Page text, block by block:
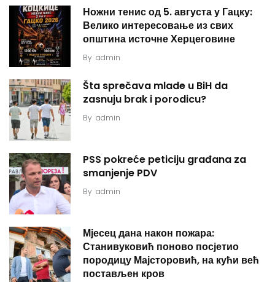
Ножни тенис од 5. августа у Гацку:
Велико интересовање из свих
општина источне Херцеговине
By admin
Šta sprečava mlade u BiH da
zasnuju brak i porodicu?
By admin
PSS pokreće peticiju građana za
smanjenje PDV
By admin
Мјесец дана након пожара:
Станивуковић поново посјетио
породицу Мајсторовић, на кући већ
постављен кров